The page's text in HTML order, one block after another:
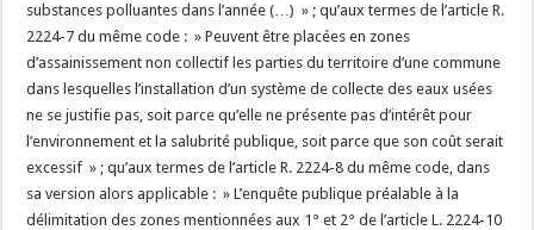
substances polluantes dans l’année (…) » ; qu’aux termes de l’article R.
2224-7 du même code : » Peuvent être placées en zones
d’assainissement non collectif les parties du territoire d’une commune
dans lesquelles l’installation d’un système de collecte des eaux usées
ne se justifie pas, soit parce qu’elle ne présente pas d’intérêt pour
l’environnement et la salubrité publique, soit parce que son coût serait
excessif » ; qu’aux termes de l’article R. 2224-8 du même code, dans
sa version alors applicable : » L’enquête publique préalable à la
délimitation des zones mentionnées aux 1° et 2° de l’article L. 2224-10